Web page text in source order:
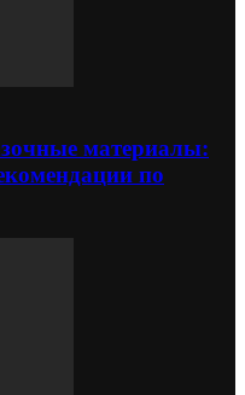
материалы:
по